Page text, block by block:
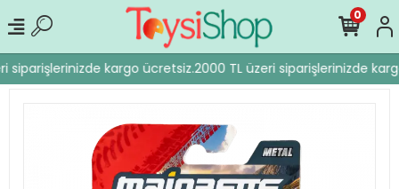
siparişlerinizde kargo ücretsiz.2000 TL üzeri siparişlerinizde
0